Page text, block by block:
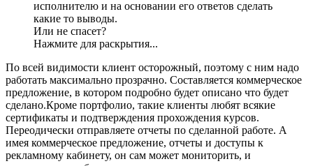
исполнителю и на основании его ответов сделать
какие то выводы.
Или не спасет?
Нажмите для раскрытия...
По всей видимости клиент осторожный, поэтому с ним надо
работать максимально прозрачно. Составляется коммерческое
предложение, в котором подробно будет описано что будет
сделано.Кроме портфолио, такие клиенты любят всякие
сертификаты и подтверждения прохождения курсов.
Переодически отправляете отчеты по сделанной работе. А
имея коммерческое предложение, отчеты и доступы к
рекламному кабинету, он сам может мониторить, и